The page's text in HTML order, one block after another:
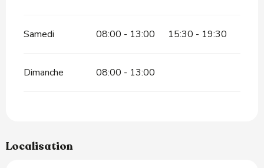
Samedi 08:00 - 13:00 15:30 - 19:30
Dimanche 08:00 - 13:00
Localisation